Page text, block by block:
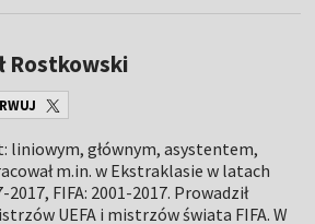
Rostkowski
liniowym, głównym, asystentem,
m.in. w Ekstraklasie w latach
2017, FIFA: 2001-2017. Prowadził
UEFA i mistrzów świata FIFA. W